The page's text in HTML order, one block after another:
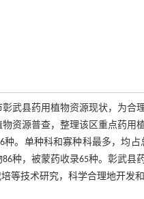
武县药用植物资源现状，为合
资源普查，整理该区重点药用
。单种科和寡种科最多，均
种，被蒙药收录65种。彰武县
等技术研究，科学合理地开发和